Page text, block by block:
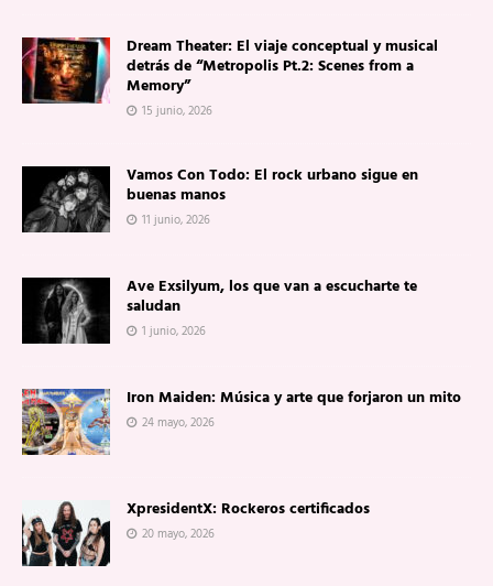
Dream Theater: El viaje conceptual y musical
detrás de “Metropolis Pt.2: Scenes from a
Memory”
15 junio, 2026
Vamos Con Todo: El rock urbano sigue en
buenas manos
11 junio, 2026
Ave Exsilyum, los que van a escucharte te
saludan
1 junio, 2026
Iron Maiden: Música y arte que forjaron un mito
24 mayo, 2026
XpresidentX: Rockeros certificados
20 mayo, 2026